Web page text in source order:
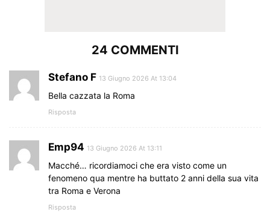
24 COMMENTI
Stefano F 13 Giugno 2026 At 13:04
Bella cazzata la Roma
Risposta
Emp94 13 Giugno 2026 At 13:11
Macché… ricordiamoci che era visto come un
fenomeno qua mentre ha buttato 2 anni della sua vita
tra Roma e Verona
Risposta